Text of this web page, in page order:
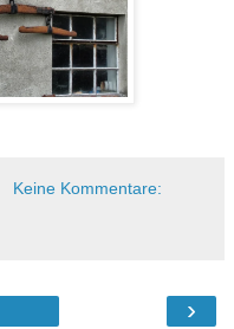
Keine Kommentare:
›